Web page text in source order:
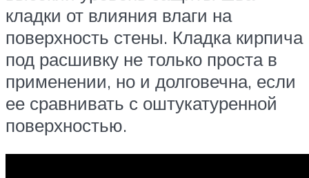
кладки от влияния влаги на
поверхность стены. Кладка кирпича
под расшивку не только проста в
применении, но и долговечна, если
ее сравнивать с оштукатуренной
поверхностью.